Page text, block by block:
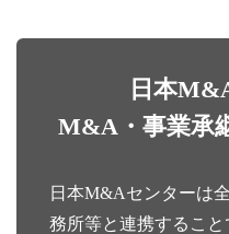
日本
M&A・事業承
日本M&Aセンターは
務所等と連携するこ